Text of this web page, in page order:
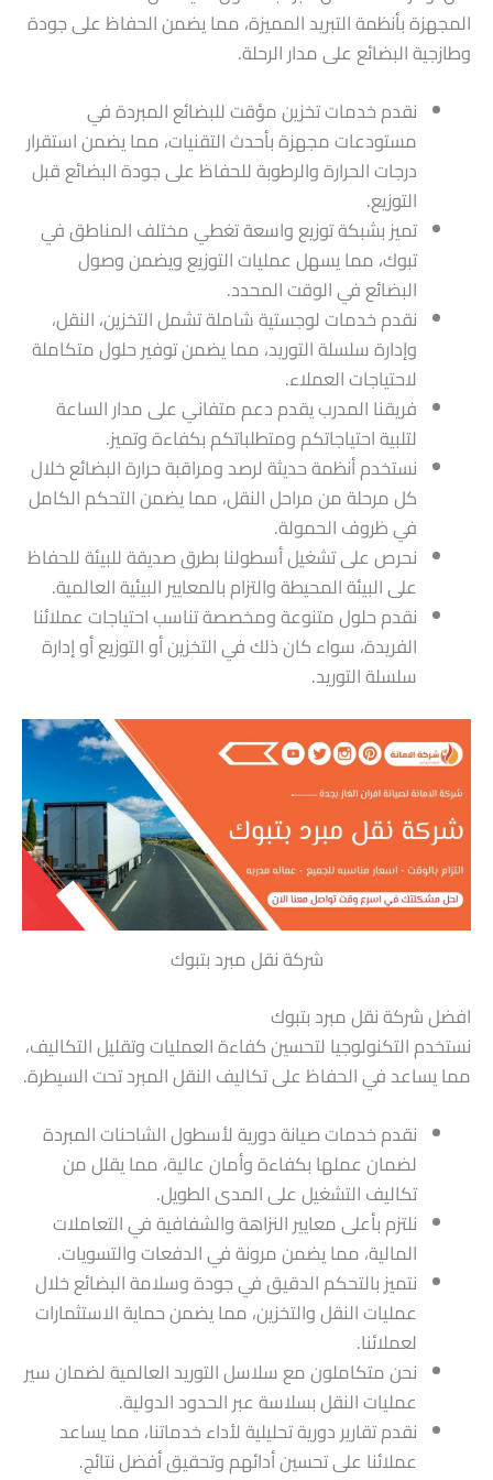
المجهزة بأنظمة التبريد المميزة، مما يضمن الحفاظ على جودة
وطازجية البضائع على مدار الرحلة.
نقدم خدمات تخزين مؤقت للبضائع المبردة في
مستودعات مجهزة بأحدث التقنيات، مما يضمن استقرار
درجات الحرارة والرطوبة للحفاظ على جودة البضائع قبل
التوزيع.
تميز بشبكة توزيع واسعة تغطي مختلف المناطق في
تبوك، مما يسهل عمليات التوزيع ويضمن وصول
البضائع في الوقت المحدد.
نقدم خدمات لوجستية شاملة تشمل التخزين، النقل،
وإدارة سلسلة التوريد، مما يضمن توفير حلول متكاملة
لاحتياجات العملاء.
فريقنا المدرب يقدم دعم متفاني على مدار الساعة
لتلبية احتياجاتكم ومتطلباتكم بكفاءة وتميز.
نستخدم أنظمة حديثة لرصد ومراقبة حرارة البضائع خلال
كل مرحلة من مراحل النقل، مما يضمن التحكم الكامل
في ظروف الحمولة.
نحرص على تشغيل أسطولنا بطرق صديقة للبيئة للحفاظ
على البيئة المحيطة والتزام بالمعايير البيئية العالمية.
نقدم حلول متنوعة ومخصصة تناسب احتياجات عملائنا
الفريدة، سواء كان ذلك في التخزين أو التوزيع أو إدارة
سلسلة التوريد.
شركة نقل مبرد بتبوك
افضل شركة نقل مبرد بتبوك
نستخدم التكنولوجيا لتحسين كفاءة العمليات وتقليل التكاليف،
مما يساعد في الحفاظ على تكاليف النقل المبرد تحت السيطرة.
نقدم خدمات صيانة دورية لأسطول الشاحنات المبردة
لضمان عملها بكفاءة وأمان عالية، مما يقلل من
تكاليف التشغيل على المدى الطويل.
نلتزم بأعلى معايير النزاهة والشفافية في التعاملات
المالية، مما يضمن مرونة في الدفعات والتسويات.
نتميز بالتحكم الدقيق في جودة وسلامة البضائع خلال
عمليات النقل والتخزين، مما يضمن حماية الاستثمارات
لعملائنا.
نحن متكاملون مع سلاسل التوريد العالمية لضمان سير
عمليات النقل بسلاسة عبر الحدود الدولية.
نقدم تقارير دورية تحليلية لأداء خدماتنا، مما يساعد
عملائنا على تحسين أدائهم وتحقيق أفضل نتائج.